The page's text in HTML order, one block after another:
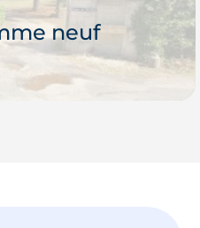
neuf